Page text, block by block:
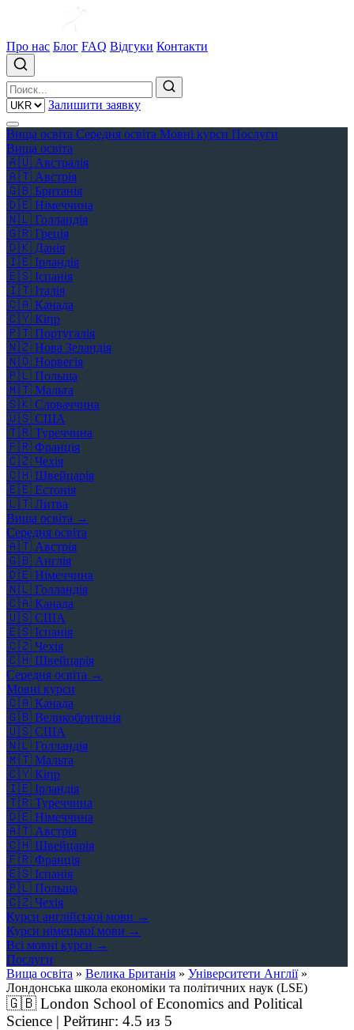
Про нас Блог FAQ Відгуки Контакти
Залишити заявку
Вища освіта Середня освіта Мовні курси Послуги
Вища освіта
🇦🇺 Австралія
🇦🇹 Австрія
🇬🇧 Британія
🇩🇪 Німеччина
🇳🇱 Голландія
🇬🇷 Греція
🇩🇰 Данія
🇮🇪 Ірландія
🇪🇸 Іспанія
🇮🇹 Італія
🇨🇦 Канада
🇨🇾 Кіпр
🇵🇹 Португалія
🇳🇿 Нова Зеландія
🇳🇴 Норвегія
🇵🇱 Польща
🇲🇹 Мальта
🇸🇰 Словаччина
🇺🇸 США
🇹🇷 Туреччина
🇫🇷 Франція
🇨🇿 Чехія
🇨🇭 Швейцарія
🇪🇪 Естонія
🇱🇹 Литва
Вища освіта →
Середня освіта
🇦🇹 Австрія
🇬🇧 Англія
🇩🇪 Німеччина
🇳🇱 Голландія
🇨🇦 Канада
🇺🇸 США
🇪🇸 Іспанія
🇨🇿 Чехія
🇨🇭 Швейцарія
Середня освіта →
Мовні курси
🇨🇦 Канада
🇬🇧 Великобританія
🇺🇸 США
🇳🇱 Голландія
🇲🇹 Мальта
🇨🇾 Кіпр
🇮🇪 Ірландія
🇹🇷 Туреччина
🇩🇪 Німеччина
🇦🇹 Австрія
🇨🇭 Швейцарія
🇫🇷 Франція
🇪🇸 Іспанія
🇵🇱 Польща
🇨🇿 Чехія
Курси англійської мови →
Курси німецької мови →
Всі мовні курси →
Послуги
Вища освіта » Велика Британія » Університети Англії»
Лондонська школа економіки та політичних наук (LSE)
🇬🇧London School of Economics and Political
Science | Рейтинг: 4.5 из 5